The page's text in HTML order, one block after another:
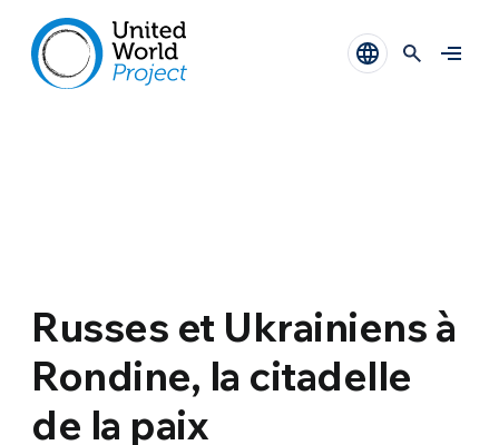
Russes et Ukrainiens à
Rondine, la citadelle
de la paix